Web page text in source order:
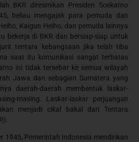
BKR diresmikan Presiden Soekarno
beliau mengajak para pemuda dan
Kaigun Heiho, dan pemuda lainnya
bekerja di BKR dan bersiap-siap untuk
tentara kebangsaan jika telah tiba
saat itu komunikasi sangat terbatas
ini tidak tersebar ke semua wilayah
Jawa dan sebagian Sumatera yang
daerah-daerah membentuk laskar-
masing. Laskar-laskar perjuangan
menjadi cikal bakal dari Tentara
1945, Pemerintah Indonesia mendirikan